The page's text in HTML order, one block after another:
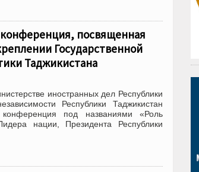
посвященная
Государственной
Таджикистана
иностранных дел Республики
Республики Таджикистан
конференция под названиями «Роль
нации, Президента Республики